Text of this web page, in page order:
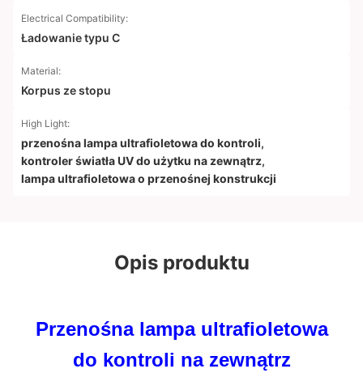
Electrical Compatibility:
Ładowanie typu C
Material:
Korpus ze stopu
High Light:
przenośna lampa ultrafioletowa do kontroli,
kontroler światła UV do użytku na zewnątrz,
lampa ultrafioletowa o przenośnej konstrukcji
Opis produktu
Przenośna lampa ultrafioletowa
do kontroli na zewnątrz